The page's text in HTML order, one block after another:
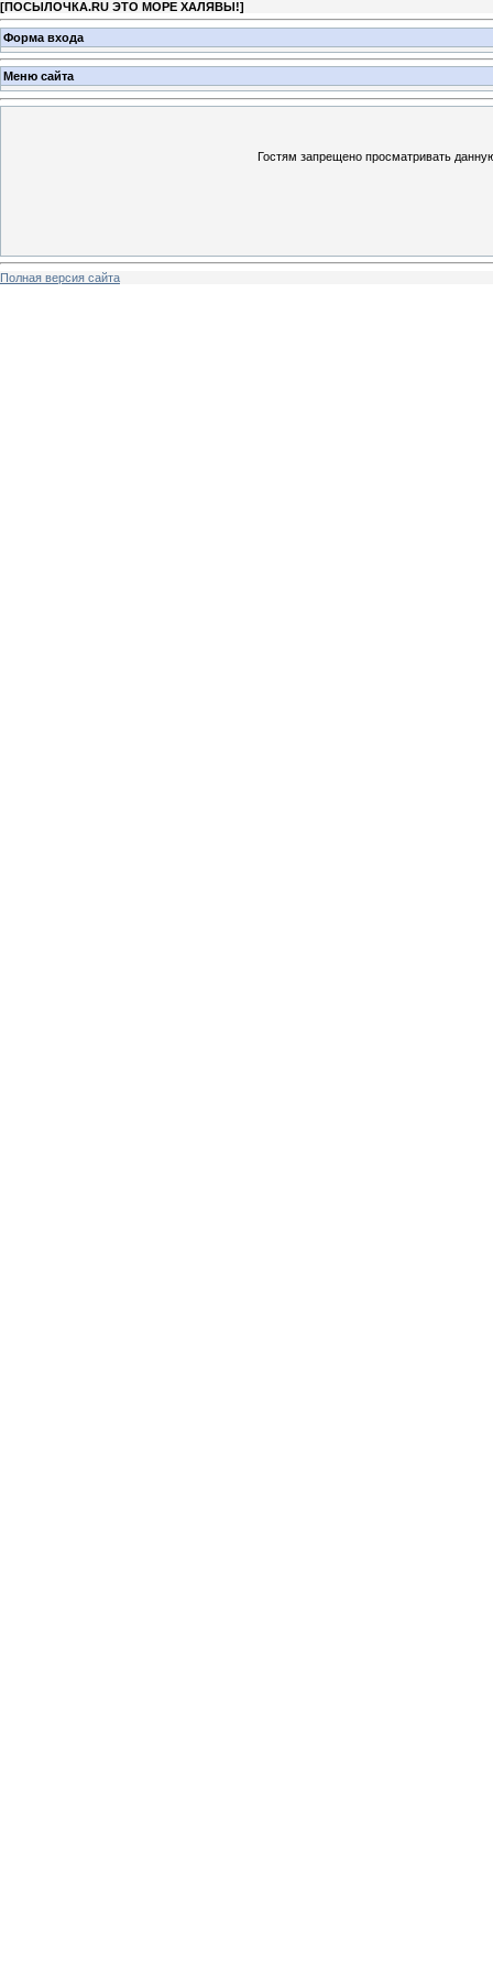
[ПОСЫЛОЧКА.RU ЭТО МОРЕ ХАЛЯВЫ!]
Форма входа
Меню сайта
Гостям запрещено просматривать
Полная версия сайта